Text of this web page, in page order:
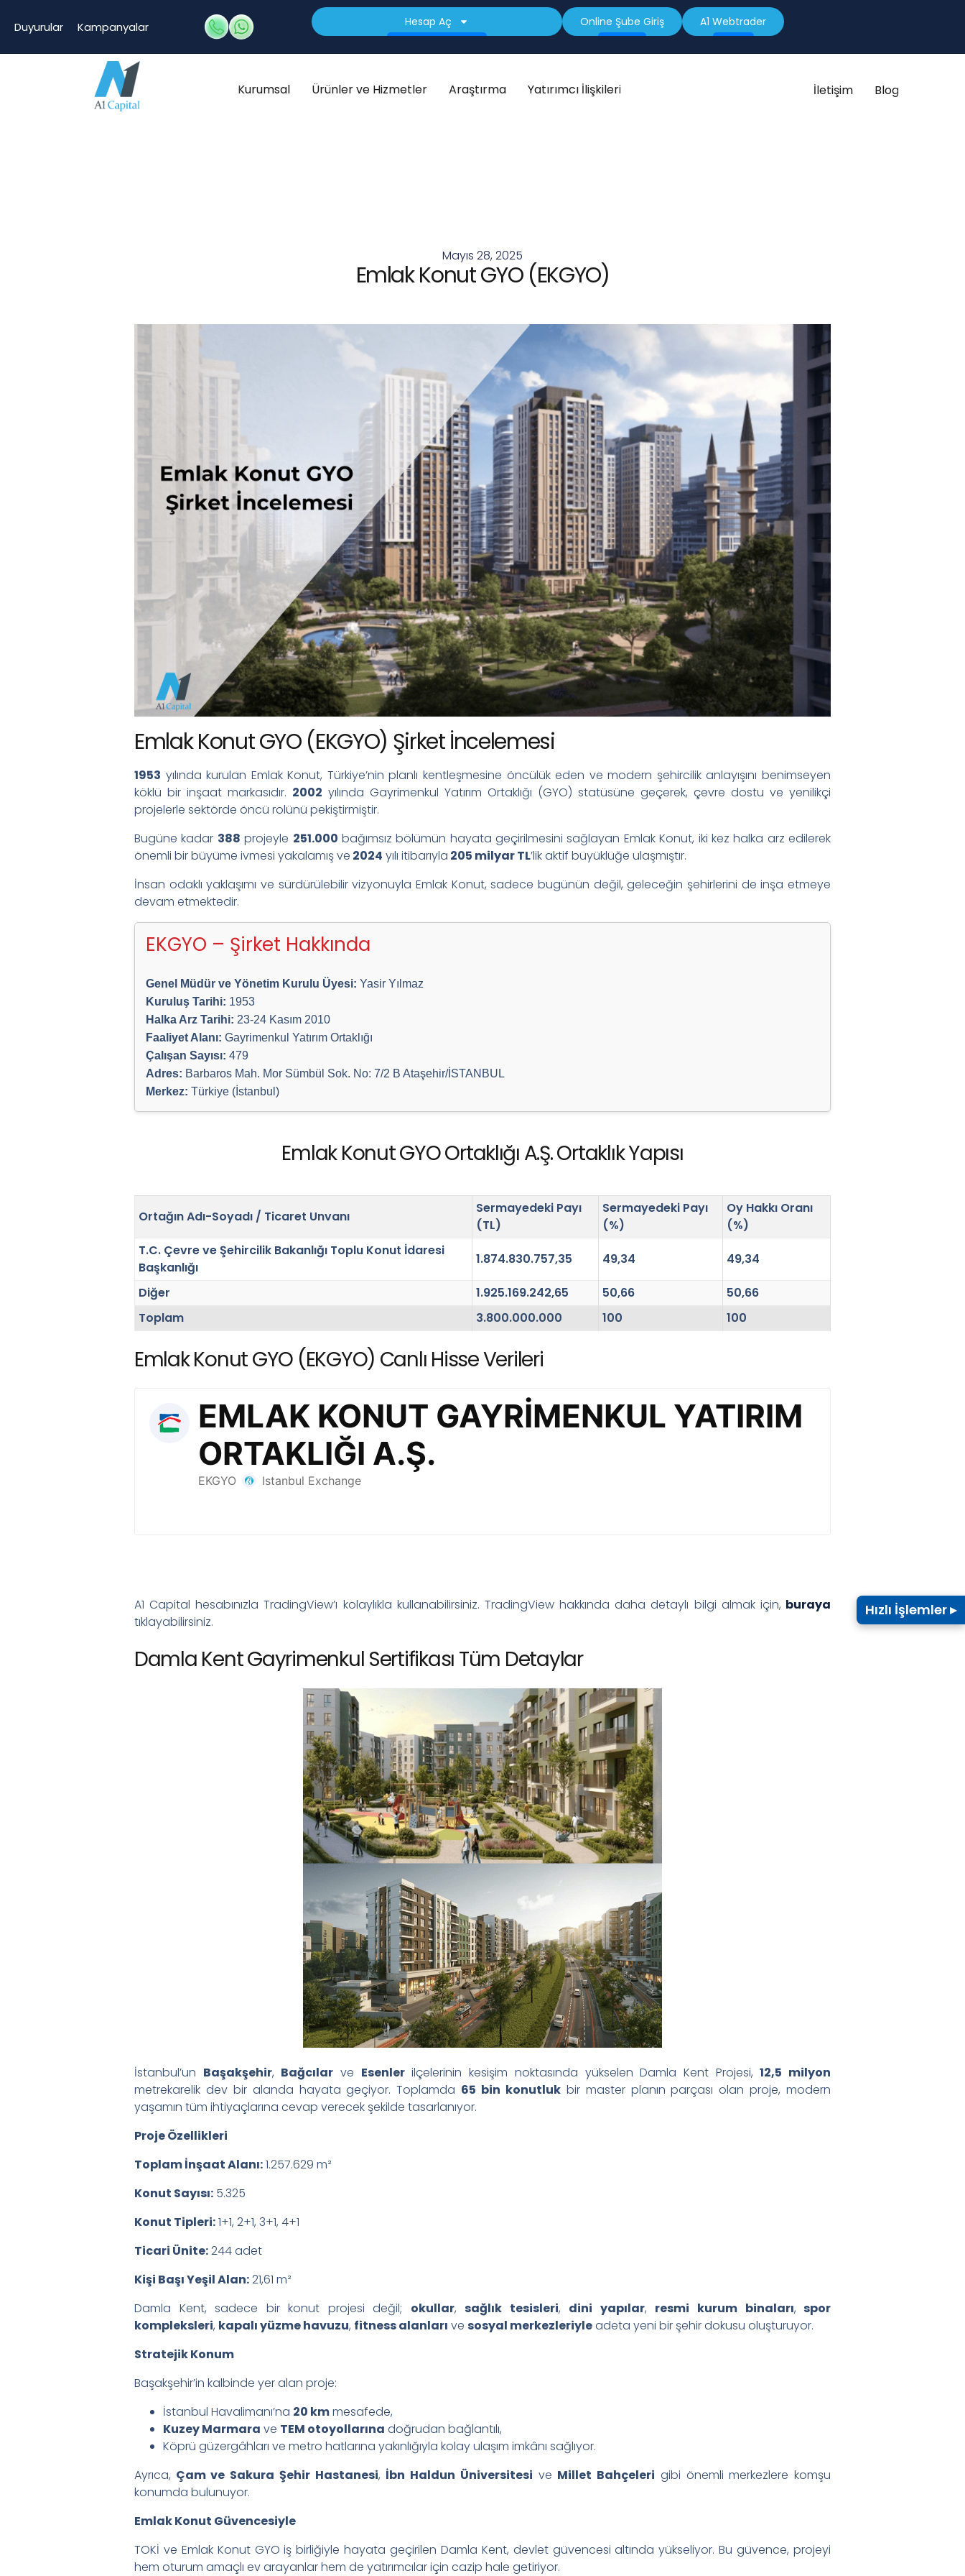
Duyurular Kampanyalar Hesap Aç Online Şube Giriş A1 Webtrader
Kurumsal Ürünler ve Hizmetler Araştırma Yatırımcı İlişkileri İletişim Blog
Mayıs 28, 2025
Emlak Konut GYO (EKGYO)
Emlak Konut GYO (EKGYO) Şirket İncelemesi
1953 yılında kurulan Emlak Konut, Türkiye’nin planlı kentleşmesine öncülük eden ve modern şehircilik anlayışını benimseyen
köklü bir inşaat markasıdır. 2002 yılında Gayrimenkul Yatırım Ortaklığı (GYO) statüsüne geçerek, çevre dostu ve yenilikçi
projelerle sektörde öncü rolünü pekiştirmiştir.
Bugüne kadar 388 projeyle 251.000 bağımsız bölümün hayata geçirilmesini sağlayan Emlak Konut, iki kez halka arz edilerek
önemli bir büyüme ivmesi yakalamış ve 2024 yılı itibarıyla 205 milyar TL’lik aktif büyüklüğe ulaşmıştır.
İnsan odaklı yaklaşımı ve sürdürülebilir vizyonuyla Emlak Konut, sadece bugünün değil, geleceğin şehirlerini de inşa etmeye
devam etmektedir.
EKGYO – Şirket Hakkında
Genel Müdür ve Yönetim Kurulu Üyesi: Yasir Yılmaz
Kuruluş Tarihi: 1953
Halka Arz Tarihi: 23-24 Kasım 2010
Faaliyet Alanı: Gayrimenkul Yatırım Ortaklığı
Çalışan Sayısı: 479
Adres: Barbaros Mah. Mor Sümbül Sok. No: 7/2 B Ataşehir/İSTANBUL
Merkez: Türkiye (İstanbul)
Emlak Konut GYO Ortaklığı A.Ş. Ortaklık Yapısı
Ortağın Adı-Soyadı / Ticaret Unvanı
Sermayedeki Payı
(TL)
Sermayedeki Payı
(%)
Oy Hakkı Oranı
(%)
T.C. Çevre ve Şehircilik Bakanlığı Toplu Konut İdaresi
Başkanlığı
1.874.830.757,35 49,34 49,34
Diğer 1.925.169.242,65 50,66
50,66
Toplam
3.800.000.000 100 100
Emlak Konut GYO (EKGYO) Canlı Hisse Verileri
A1 Capital hesabınızla TradingView’ı kolaylıkla kullanabilirsiniz. TradingView hakkında daha detaylı bilgi almak için, buraya
tıklayabilirsiniz.
Damla Kent Gayrimenkul Sertifikası Tüm Detaylar
İstanbul’un Başakşehir, Bağcılar ve Esenlerilçelerinin kesişim noktasında yükselen Damla Kent Projesi,12,5 milyon
metrekarelik dev bir alanda hayata geçiyor. Toplamda 65 bin konutlukbir master planın parçası olan proje, modern
yaşamın tüm ihtiyaçlarına cevap verecek şekilde tasarlanıyor.
Proje Özellikleri
Toplam İnşaat Alanı:1.257.629 m²
Konut Sayısı: 5.325
Konut Tipleri:1+1, 2+1, 3+1, 4+1
Ticari Ünite:244 adet
Kişi Başı Yeşil Alan:21,61 m²
Damla Kent, sadece bir konut projesi değil; okullar,sağlık tesisleri, dini yapılar, resmi kurum binaları, spor
kompleksleri, kapalı yüzme havuzu, fitness alanları ve sosyal merkezleriyleadeta yeni bir şehir dokusu oluşturuyor.
Stratejik Konum
Başakşehir’in kalbinde yer alan proje:
İstanbul Havalimanı’na 20 kmmesafede,
Kuzey Marmara ve TEM otoyollarına doğrudan bağlantılı,
Köprü güzergâhları ve metro hatlarına yakınlığıyla kolay ulaşım imkânı sağlıyor.
Ayrıca, Çam ve Sakura Şehir Hastanesi, İbn Haldun Üniversitesi ve Millet Bahçeleri gibi önemli merkezlere komşu
konumda bulunuyor.
Emlak Konut Güvencesiyle
TOKİ ve Emlak Konut GYO iş birliğiyle hayata geçirilen Damla Kent, devlet güvencesi altında yükseliyor. Bu güvence, projeyi
hem oturum amaçlı ev arayanlar hem de yatırımcılar için cazip hale getiriyor.
Hızlı İşlemler ▸